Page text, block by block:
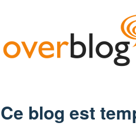
Ce blog est